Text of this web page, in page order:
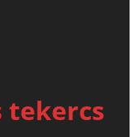
tekercs